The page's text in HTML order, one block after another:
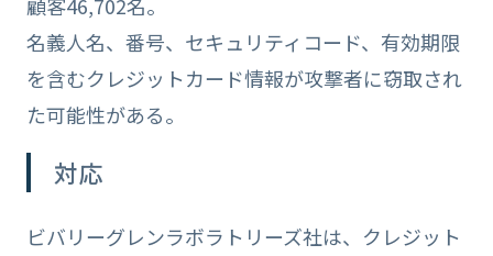
名義人名、番号、セキュリティコード、有効期限
を含むクレジットカード情報が攻撃者に窃取され
た可能性がある。
対応
ビバリーグレンラボラトリーズ社は、クレジット